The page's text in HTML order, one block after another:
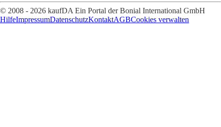
© 2008 - 2026 kaufDA Ein Portal der Bonial International GmbH
HilfeImpressumDatenschutzKontaktAGBCookies verwalten